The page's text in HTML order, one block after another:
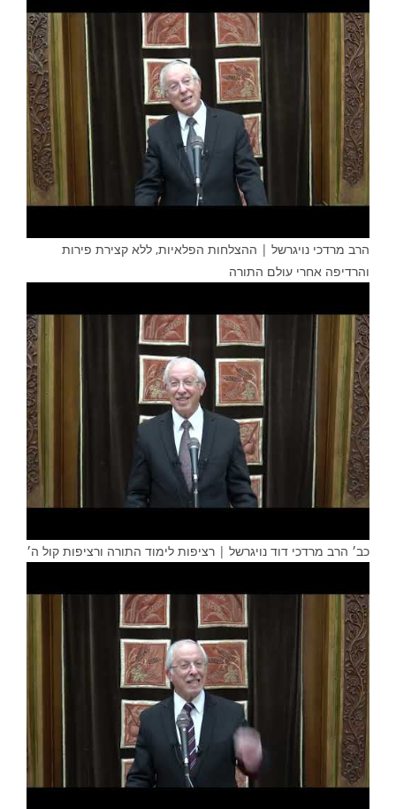
הרב מרדכי נויגרשל | ההצלחות הפלאיות, ללא קצירת פירות
והרדיפה אחרי עולם התורה
כב׳ הרב מרדכי דוד נויגרשל | רציפות לימוד התורה ורציפות קול ה׳